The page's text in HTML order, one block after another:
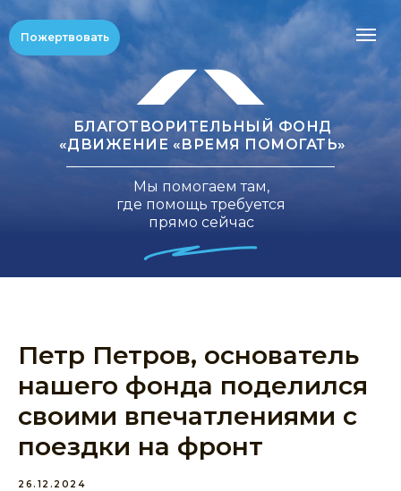
Пожертвовать
БЛАГОТВОРИТЕЛЬНЫЙ ФОНД
«ДВИЖЕНИЕ «ВРЕМЯ ПОМОГАТЬ»
Мы помогаем там,
где помощь требуется
прямо сейчас
Петр Петров, основатель
нашего фонда поделился
своими впечатлениями с
поездки на фронт
26.12.2024